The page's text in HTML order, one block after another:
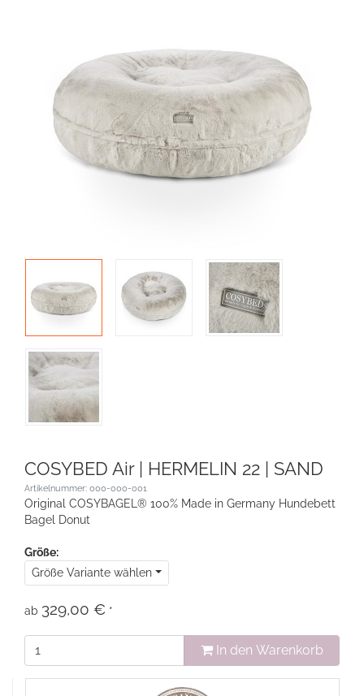
COSYBED Air | HERMELIN 22 | SAND
Artikelnummer: 000-000-001
Original COSYBAGEL® 100% Made in Germany Hundebett
Bagel Donut
Größe:
Größe Variante wählen
ab 329,00 € *
In den Warenkorb